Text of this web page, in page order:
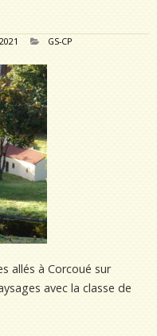
GS-CP
allés à Corcoué sur
avec la classe de